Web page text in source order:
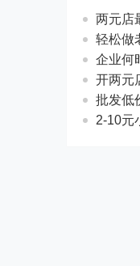
两元店
轻松做
企业何
开两元
批发低
2-10元